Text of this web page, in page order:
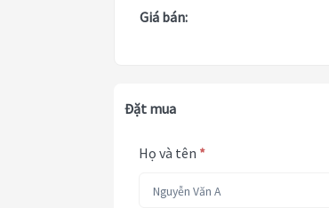
Giá bán:
Đặt mua
Họ và tên *